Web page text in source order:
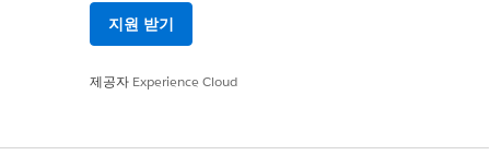
지원 받기
제공자 Experience Cloud